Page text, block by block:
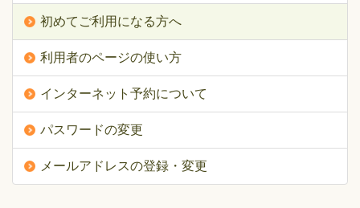
初めてご利用になる方へ
利用者のページの使い方
インターネット予約について
パスワードの変更
メールアドレスの登録・変更